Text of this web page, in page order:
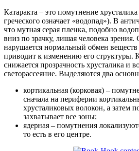
Катаракта – это помутнение
греческого означает «водопад»). В
что мутная серая пленка, подобно
вниз по зрачку, лишая человека зрения.
нарушается нормальный обмен веществ
приводит к изменению его структуры.
снижается прозрачность хрусталика и
светорассеяние. Выделяются два
кортикальная (корковая) –
сначала на периферии
хрусталиковых волокон, а затем
захватывает все зоны;
ядерная – помутнения
то есть в его центре.